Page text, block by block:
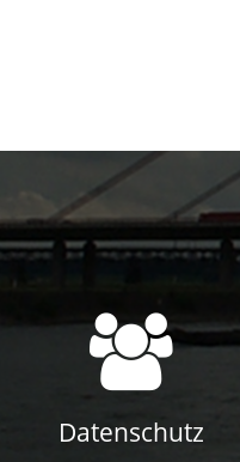
Datenschutz
Datenschutz